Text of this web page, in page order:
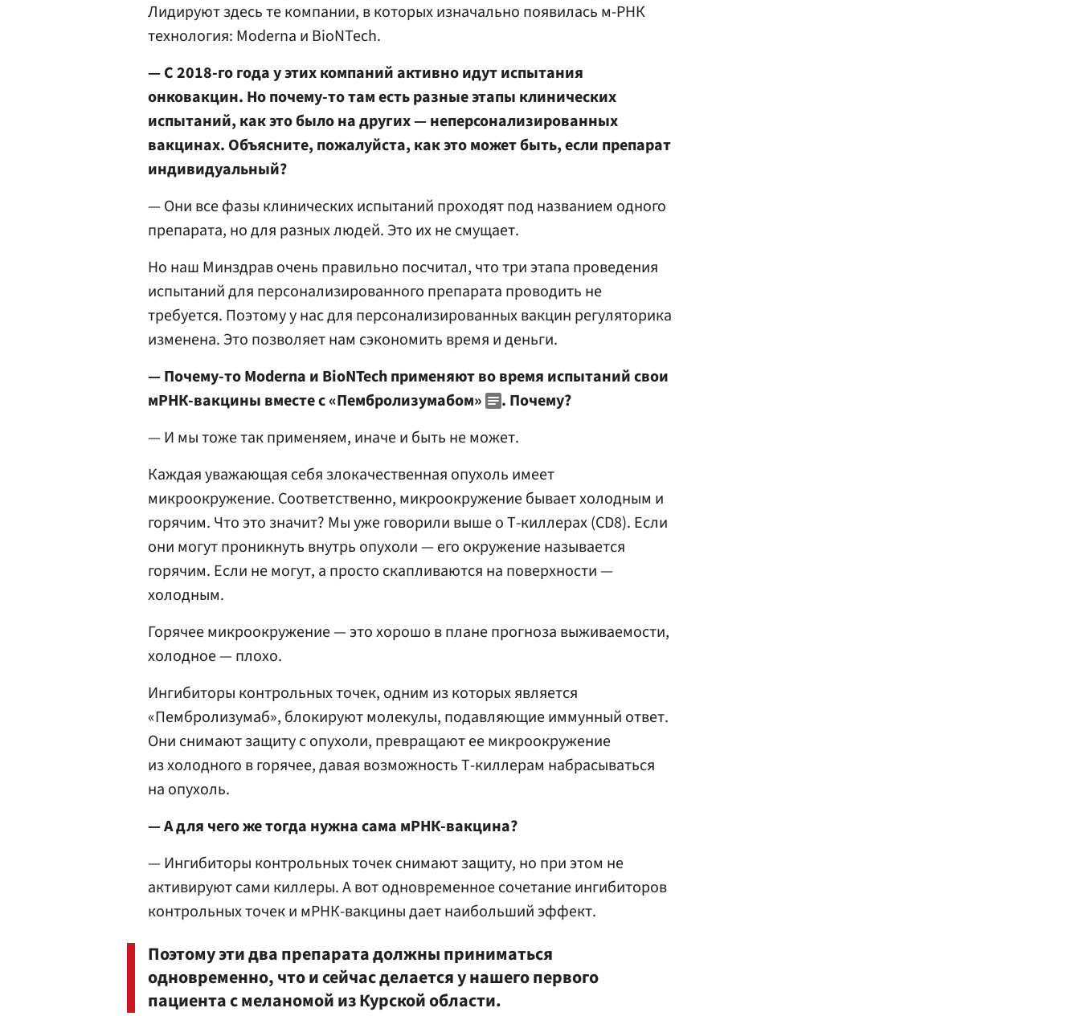
Лидируют здесь те компании, в которых изначально появилась м-РНК
технология: Moderna и BioNTech.
— С 2018-го года у этих компаний активно идут испытания
онковакцин. Но почему-то там есть разные этапы клинических
испытаний, как это было на других — неперсонализированных
вакцинах. Объясните, пожалуйста, как это может быть, если препарат
индивидуальный?
— Они все фазы клинических испытаний проходят под названием одного
препарата, но для разных людей. Это их не смущает.
Но наш Минздрав очень правильно посчитал, что три этапа проведения
испытаний для персонализированного препарата проводить не
требуется. Поэтому у нас для персонализированных вакцин регуляторика
изменена. Это позволяет нам сэкономить время и деньги.
— Почему-то Moderna и BioNTech применяют во время испытаний свои
мРНК-вакцины вместе с «Пембролизумабом»
. Почему?
— И мы тоже так применяем, иначе и быть не может.
Каждая уважающая себя злокачественная опухоль имеет
микроокружение. Соответственно, микроокружение бывает холодным и
горячим. Что это значит? Мы уже говорили выше о Т-киллерах (CD8). Если
они могут проникнуть внутрь опухоли — его окружение называется
горячим. Если не могут, а просто скапливаются на поверхности —
холодным.
Горячее микроокружение — это хорошо в плане прогноза выживаемости,
холодное — плохо.
Ингибиторы контрольных точек, одним из которых является
«Пембролизумаб», блокируют молекулы, подавляющие иммунный ответ.
Они снимают защиту с опухоли, превращают ее микроокружение
из холодного в горячее, давая возможность Т-киллерам набрасываться
на опухоль.
— А для чего же тогда нужна сама мРНК-вакцина?
— Ингибиторы контрольных точек снимают защиту, но при этом не
активируют сами киллеры. А вот одновременное сочетание ингибиторов
контрольных точек и мРНК-вакцины дает наибольший эффект.
Поэтому эти два препарата должны приниматься
одновременно, что и сейчас делается у нашего первого
пациента с меланомой из Курской области.